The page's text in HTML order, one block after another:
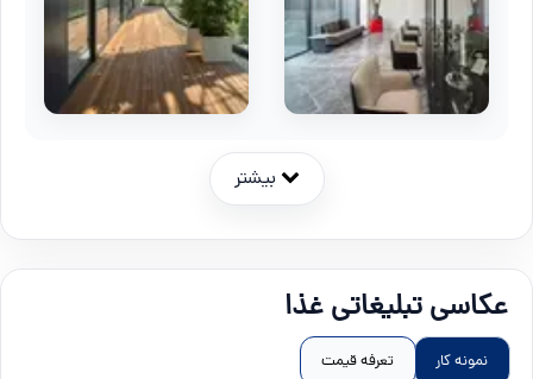
بیشتر
عکاسی تبلیغاتی غذا
نمونه کار تعرفه قیمت